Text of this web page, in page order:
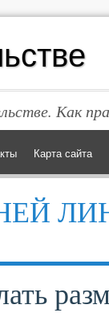
Как
Карта сайта